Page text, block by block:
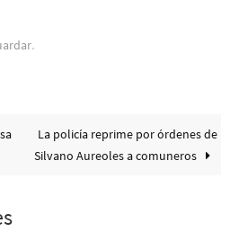
.
La policía reprime por órdenes de
Silvano Aureoles a comuneros